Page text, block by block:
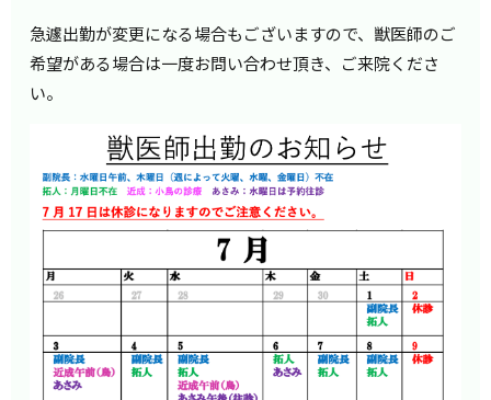
急遽出勤が変更になる場合もございますので、獣医師のご
希望がある場合は一度お問い合わせ頂き、ご来院くださ
い。